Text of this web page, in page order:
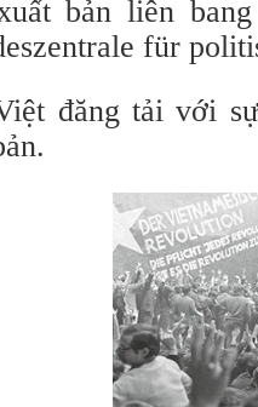
bản liên
für
đăng tải với